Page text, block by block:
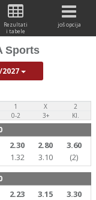
Rezultati
i tabele
još opcija
Sports
2027
1 X
2
0-2
3+ Kl.
2.30 2.80
3.60
1.32
3.10 (2)
2.23 3.15
3.30